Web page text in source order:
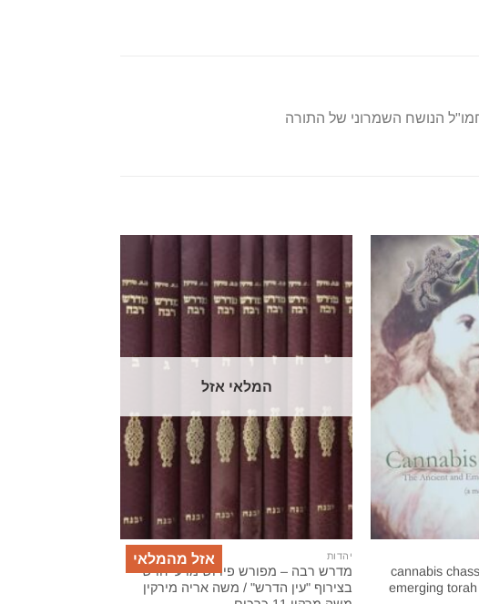
הנושח השמרוני של התורה
cannabis
emerging
המלאי אזל
אזל מהמלאי יהדות
מדרש רבה – מפורש פירוש מדעי חדש
בצירוף "עין הדרש" / משה אריה מירקין